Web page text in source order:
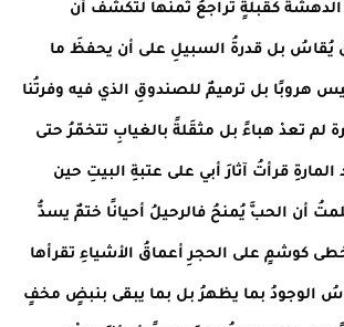
كقبلةٍ تُراجعُ ثمنَها لتكشفَ أن
بل قدرةُ السبيلِ على أن يحفظَ ما
هروبًا بل ترميمٌ للصندوقِ الذي فيه وفرتُنا
لم تعدْ هباءً بل مثقَلةً بالغيابِ تتخمّرُ حتى
المارةِ قرأتُ آثارَ أبي على عتبةِ البيتِ حين
أن الحبَّ يُمنحُ فالرحيلُ أحيانًا ختمٌ يسدُّ
كوشمٍ على الحجرِ أعماقُ الأشياءِ تقرأها
الوجودُ بما يظهرُ بل بما يبقى بنبضٍ مخفٍ